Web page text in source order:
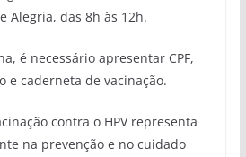
Alegria, das 8h às 12h.
é necessário apresentar CPF,
e caderneta de vacinação.
contra o HPV representa
na prevenção e no cuidado